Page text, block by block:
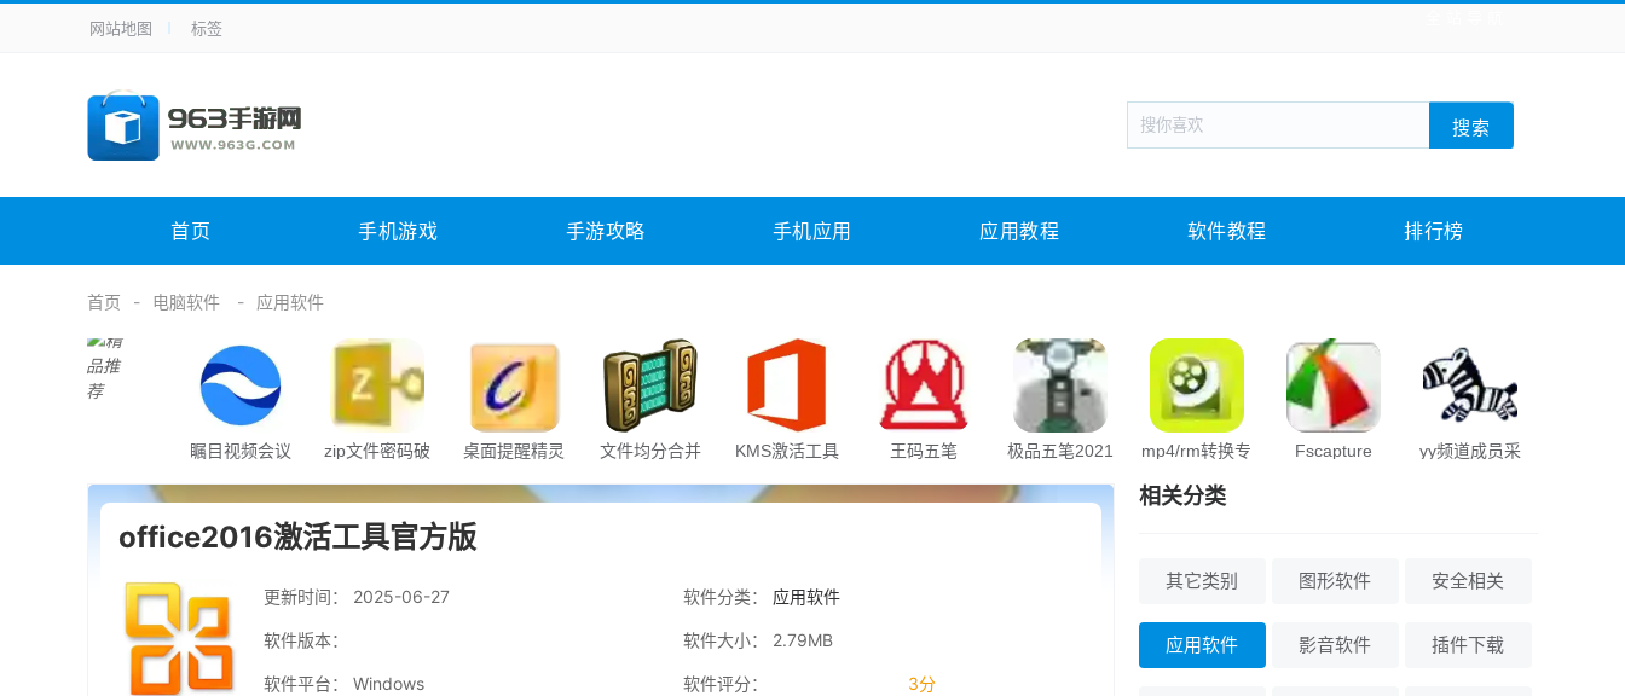
手机应用 新闻阅读 旅游出行 生活实用
手机游戏 体育竞技 战棋游戏 枪战射击 模拟经营
电脑软件 其它类别 图形软件 安全相关 应用软件 影音软件 插件下载 教育教学 游戏娱乐 系统软件 素材下载
未分类 综合其它
网站地图 标签
搜索
首页 手机游戏 手游攻略 手机应用 应用教程 软件教程 排行榜
首页 电脑软件 应用软件
瞩目视频会议
zip文件密码破
桌面提醒精灵
文件均分合并
KMS激活工具 王码五笔 极品五笔2021
mp4/rm转换专
Fscapture
yy频道成员采
office2016激活工具官方版
更新时间： 2025-06-27 软件分类： 应用软件
软件版本： 软件大小： 2.79MB
软件平台： Windows 软件评分： 3分
相关分类
其它类别 图形软件 安全相关
应用软件 影音软件 插件下载